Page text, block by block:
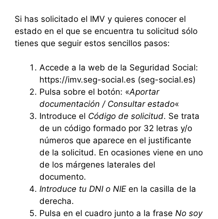
Si has solicitado el IMV y quieres conocer el
estado en el que se encuentra tu solicitud sólo
tienes que seguir estos sencillos pasos:
Accede a la web de la Seguridad Social:
https://imv.seg-social.es (seg-social.es)
Pulsa sobre el botón: «Aportar
documentación / Consultar estado«
Introduce el Código de solicitud. Se trata
de un código formado por 32 letras y/o
números que aparece en el justificante
de la solicitud. En ocasiones viene en uno
de los márgenes laterales del
documento.
Introduce tu DNI o NIE en la casilla de la
derecha.
Pulsa en el cuadro junto a la frase No soy